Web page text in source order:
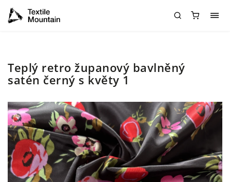
Teplý retro županový bavlněný
satén černý s květy 1